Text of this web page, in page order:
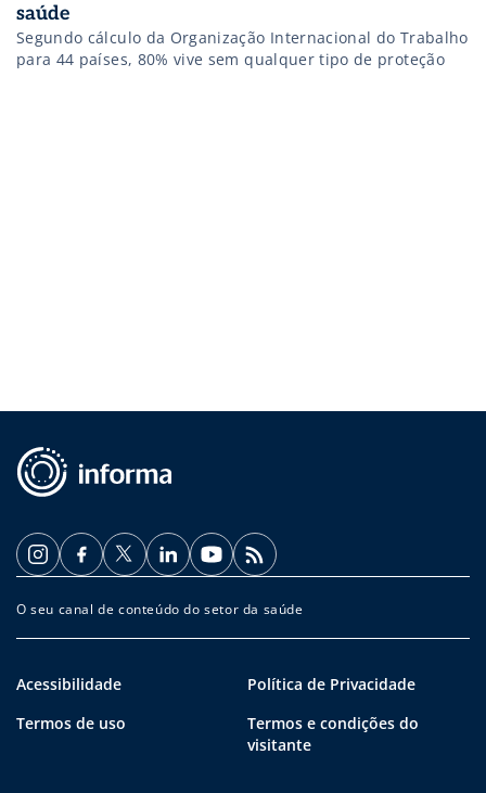
saúde
Segundo cálculo da Organização Internacional do Trabalho
para 44 países, 80% vive sem qualquer tipo de proteção
O seu canal de conteúdo do setor da saúde
Acessibilidade
Política de Privacidade
Termos de uso
Termos e condições do
visitante